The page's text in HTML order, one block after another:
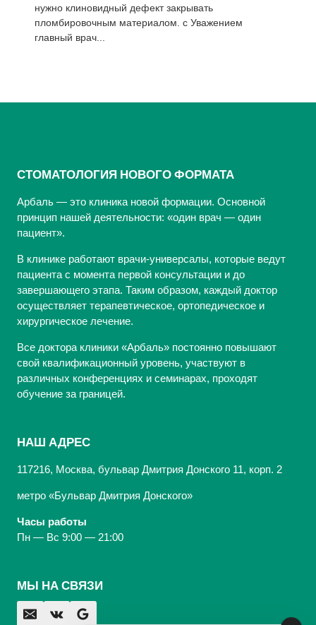
нужно клиновидный дефект закрывать
пломбировочным материалом. с Уважением
главный врач...
СТОМАТОЛОГИЯ НОВОГО ФОРМАТА
Арбаль — это клиника новой формации. Основной
принцип нашей деятельности: «один врач — один
пациент».
В клинике работают врачи-универсалы, которые ведут
пациента с момента первой консультации и до
завершающего этапа. Таким образом, каждый доктор
осуществляет терапевтическое, ортопедическое и
хирургическое лечение.
Все доктора клиники «Арбаль» постоянно повышают
свой квалификационный уровень, участвуют в
различных конференциях и семинарах, проходят
обучение за границей.
НАШ АДРЕС
117216, Москва, бульвар Дмитрия Донского 11, корп. 2
метро «Бульвар Дмитрия Донского»
Часы работы
Пн — Вс 9:00 — 21:00
МЫ НА СВЯЗИ